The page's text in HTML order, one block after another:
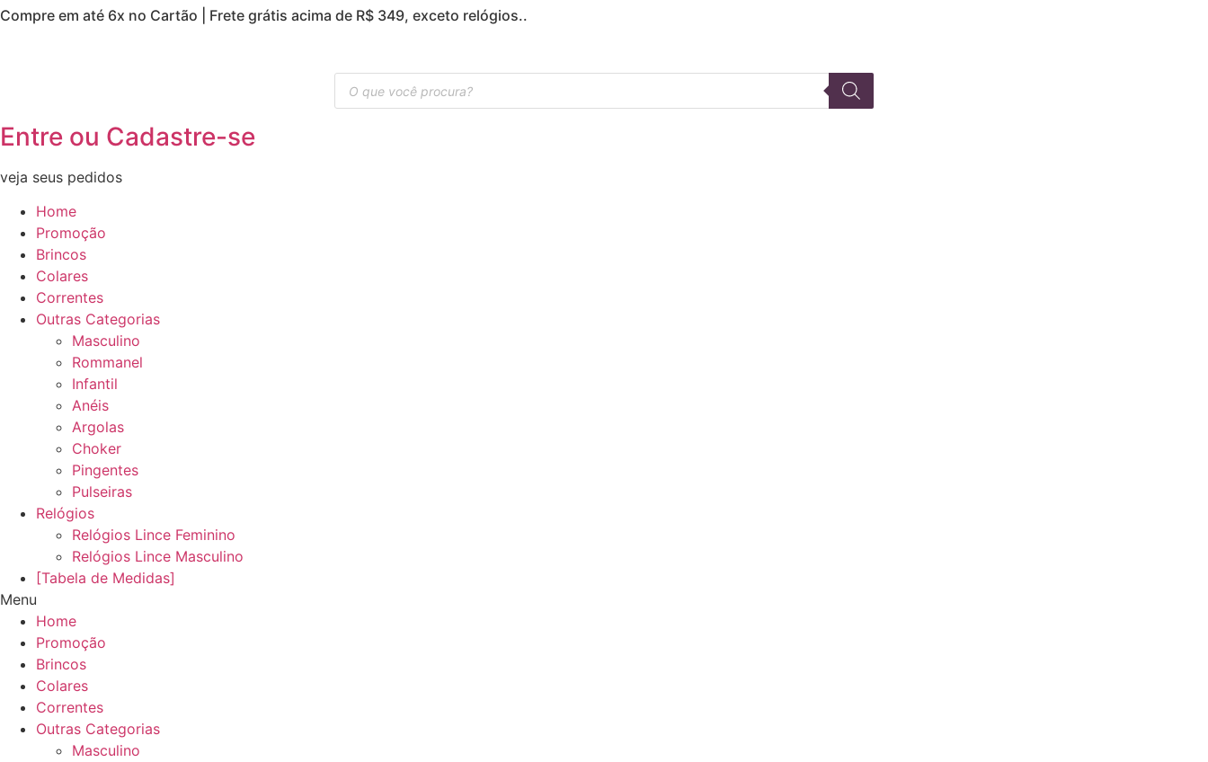
Ir
Compre em até 6x no Cartão | Frete grátis acima de R$ 349, exceto relógios..
Pesquisar
produtos
Entre ou Cadastre-se
veja seus pedidos
Home
Promoção
Brincos
Colares
Correntes
Outras Categorias
Masculino
Rommanel
Infantil
Anéis
Argolas
Choker
Pingentes
Pulseiras
Relógios
Relógios Lince Feminino
Relógios Lince Masculino
[Tabela de Medidas]
Menu
Home
Promoção
Brincos
Colares
Correntes
Outras Categorias
Masculino